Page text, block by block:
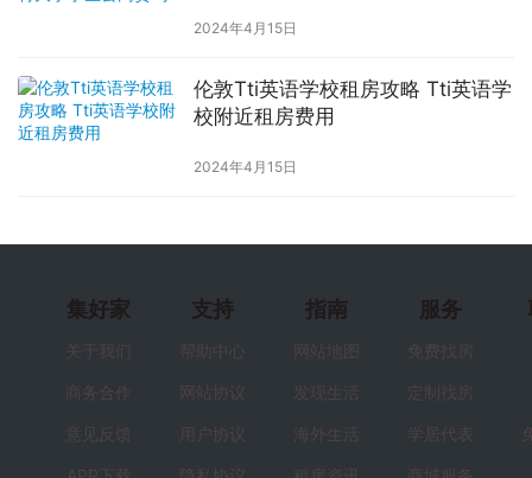
2024年4月15日
伦敦Tti英语学校租房攻略 Tti英语学
校附近租房费用
2024年4月15日
集好家
关于我们
商务合作
意见反馈
支持
帮助中心
网站协议
用户协议
指南
网站地图
发现生活
海外生活
服务
免费找房
定制找房
学居代表